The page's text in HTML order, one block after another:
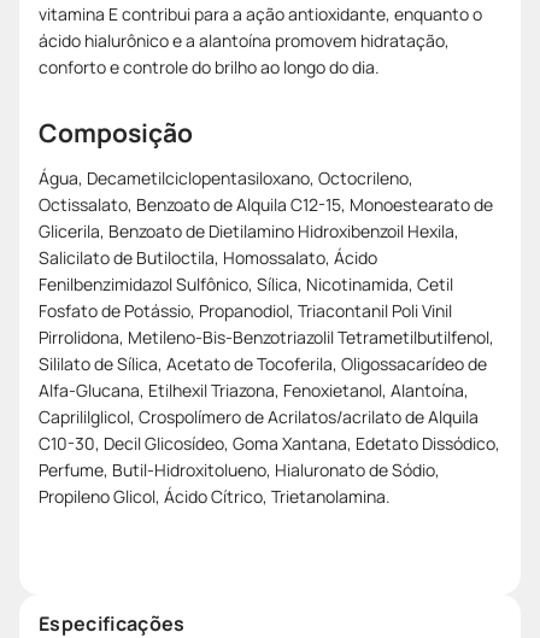
vitamina E contribui para a ação antioxidante, enquanto o
ácido hialurônico e a alantoína promovem hidratação,
conforto e controle do brilho ao longo do dia.
Composição
Água, Decametilciclopentasiloxano, Octocrileno,
Octissalato, Benzoato de Alquila C12-15, Monoestearato de
Glicerila, Benzoato de Dietilamino Hidroxibenzoil Hexila,
Salicilato de Butiloctila, Homossalato, Ácido
Fenilbenzimidazol Sulfônico, Sílica, Nicotinamida, Cetil
Fosfato de Potássio, Propanodiol, Triacontanil Poli Vinil
Pirrolidona, Metileno-Bis-Benzotriazolil Tetrametilbutilfenol,
Sililato de Sílica, Acetato de Tocoferila, Oligossacarídeo de
Alfa-Glucana, Etilhexil Triazona, Fenoxietanol, Alantoína,
Caprililglicol, Crospolímero de Acrilatos/acrilato de Alquila
C10-30, Decil Glicosídeo, Goma Xantana, Edetato Dissódico,
Perfume, Butil-Hidroxitolueno, Hialuronato de Sódio,
Propileno Glicol, Ácido Cítrico, Trietanolamina.
Especificações